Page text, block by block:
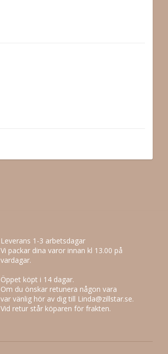
Leverans 1-3 arbetsdagar
Vi packar dina varor innan kl 13.00 på
vardagar.
Öppet köpt i 14 dagar.
Om du önskar retunera någon vara
var vänlig hör av dig till Linda@zillstar.se.
Vid retur står köparen för frakten.